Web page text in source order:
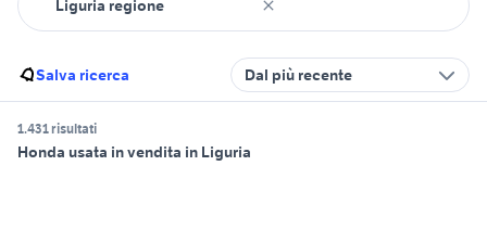
Salva ricerca Dal più recente
1.431 risultati
Honda usata in vendita in Liguria